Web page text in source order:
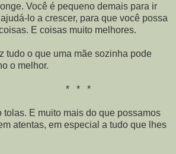
Você é pequeno demais para ir
lo a crescer, para que você possa
E coisas muito melhores.
tudo o que uma mãe sozinha pode
o melhor.
*
tolas. E muito mais do que possamos
atentas, em especial a tudo que lhes